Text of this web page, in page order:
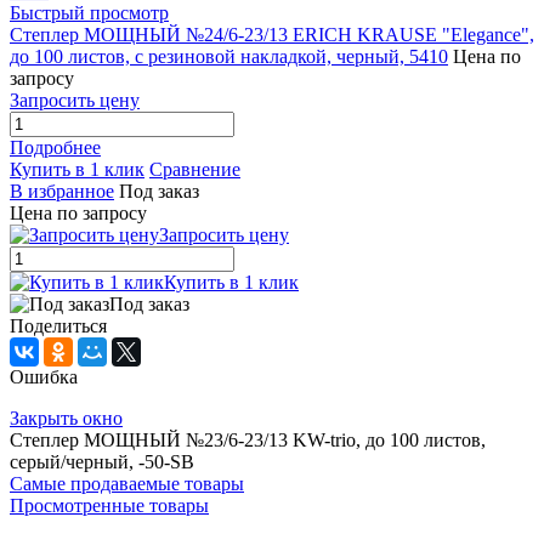
Быстрый просмотр
Степлер МОЩНЫЙ №24/6-23/13 ERICH KRAUSE "Elegance",
до 100 листов, с резиновой накладкой, черный, 5410 Цена по
запросу
Запросить цену
Подробнее
Купить в 1 клик Сравнение
В избранное Под заказ
Цена по запросу
Запросить цену
Купить в 1 клик
Под заказ
Поделиться
Ошибка
Закрыть окно
Степлер МОЩНЫЙ №23/6-23/13 KW-trio, до 100 листов,
серый/черный, -50-SB
Самые продаваемые товары
Просмотренные товары